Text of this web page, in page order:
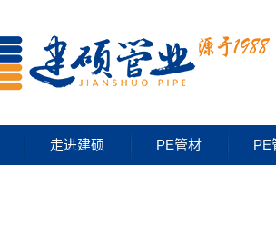
走进建硕 PE管材 PE